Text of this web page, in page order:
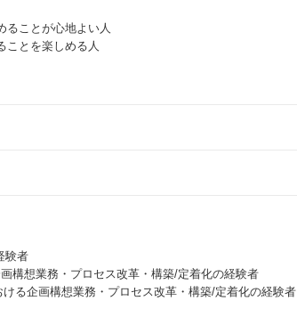
ることが心地よい人
ことを楽しめる人
験者
構想業務・プロセス改革・構築/定着化の経験者
る企画構想業務・プロセス改革・構築/定着化の経験者